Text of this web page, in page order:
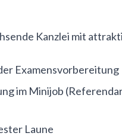
Kanzlei mit
Examensvorbereitung
im Minijob
Laune